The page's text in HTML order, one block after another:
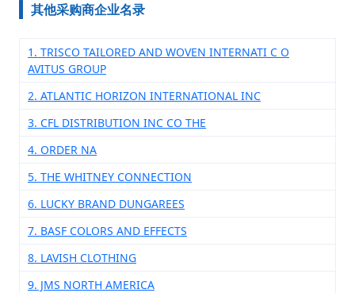
其他采购商企业名录
1. TRISCO TAILORED AND WOVEN INTERNATI C O
AVITUS GROUP
2. ATLANTIC HORIZON INTERNATIONAL INC
3. CFL DISTRIBUTION INC CO THE
4. ORDER NA
5. THE WHITNEY CONNECTION
6. LUCKY BRAND DUNGAREES
7. BASF COLORS AND EFFECTS
8. LAVISH CLOTHING
9. JMS NORTH AMERICA